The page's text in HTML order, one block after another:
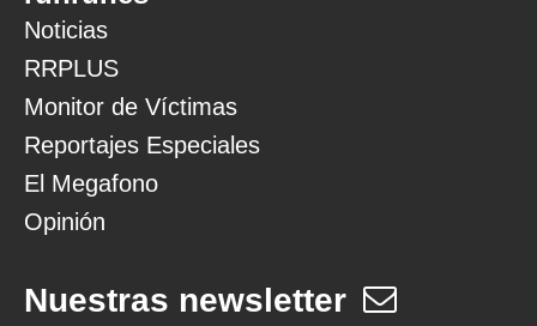
Noticias
RRPLUS
Monitor de Víctimas
Reportajes Especiales
El Megafono
Opinión
Nuestras newsletter